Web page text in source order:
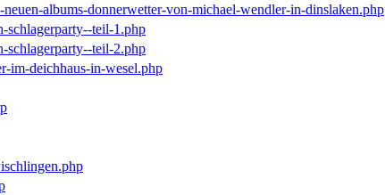
albums-donnerwetter-von-michael-wendler-in-dinslaken.php
schlagerparty--teil-1.php
schlagerparty--teil-2.php
im-deichhaus-in-wesel.php